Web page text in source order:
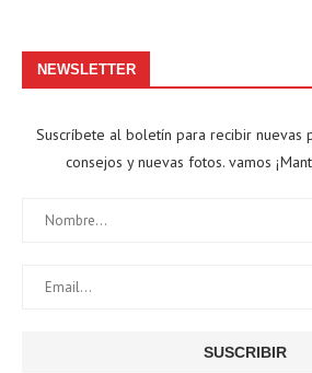
NEWSLETTER
Suscríbete al boletín para recibir nuevas
consejos y nuevas fotos. vamos